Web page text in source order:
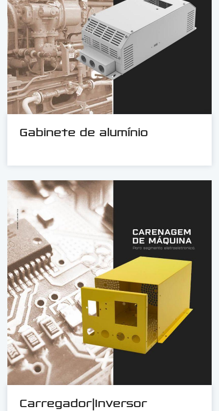
Gabinete de alumínio
Carregador|Inversor